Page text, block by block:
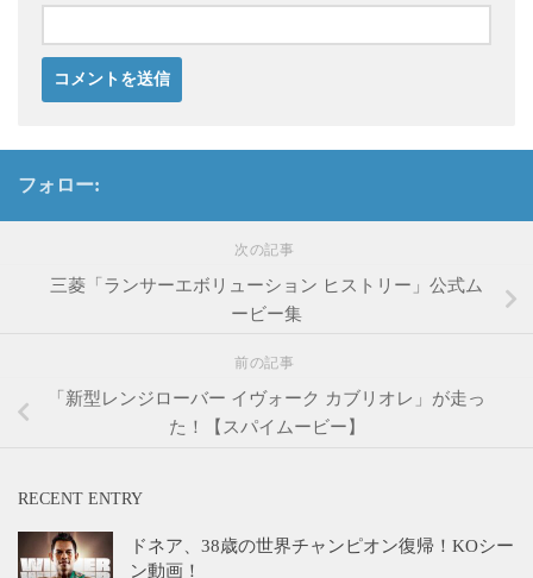
フォロー:
次の記事
三菱「ランサーエボリューション ヒストリー」公式ム
ービー集
前の記事
「新型レンジローバー イヴォーク カブリオレ」が走っ
た！【スパイムービー】
RECENT ENTRY
ドネア、38歳の世界チャンピオン復帰！KOシー
ン動画！